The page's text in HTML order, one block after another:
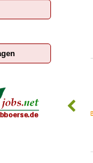
Universität